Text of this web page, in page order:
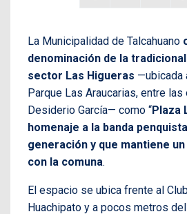
La Municipalidad de Talcahuano
denominación de la
sector Las Higueras —ubicada
Parque Las Araucarias, entre
Desiderio García— como “Plaza
homenaje a la banda
generación y que mantiene
con la comuna.
El espacio se ubica frente al
Huachipato y a pocos metros